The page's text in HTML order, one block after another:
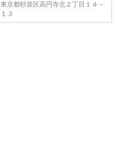
東京都杉並区高円寺北２丁目１４－
１３